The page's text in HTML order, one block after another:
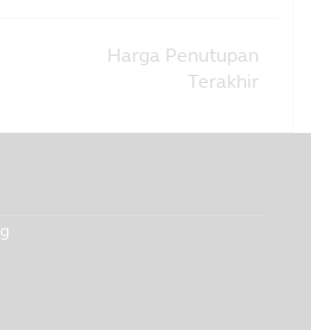
Harga Penutupan
Terakhir